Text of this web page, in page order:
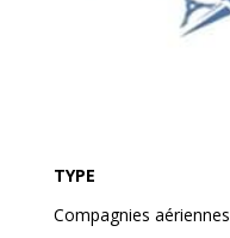
TYPE
Compagnies aériennes